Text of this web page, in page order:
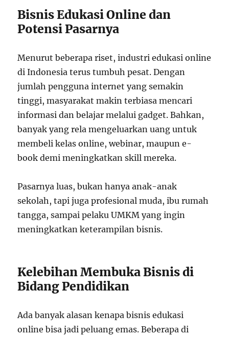
Bisnis Edukasi Online dan
Potensi Pasarnya
Menurut beberapa riset, industri edukasi online
di Indonesia terus tumbuh pesat. Dengan
jumlah pengguna internet yang semakin
tinggi, masyarakat makin terbiasa mencari
informasi dan belajar melalui gadget. Bahkan,
banyak yang rela mengeluarkan uang untuk
membeli kelas online, webinar, maupun e-
book demi meningkatkan skill mereka.
Pasarnya luas, bukan hanya anak-anak
sekolah, tapi juga profesional muda, ibu rumah
tangga, sampai pelaku UMKM yang ingin
meningkatkan keterampilan bisnis.
Kelebihan Membuka Bisnis di
Bidang Pendidikan
Ada banyak alasan kenapa bisnis edukasi
online bisa jadi peluang emas. Beberapa di